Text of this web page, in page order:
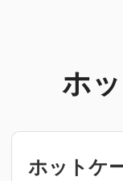
ホ
ホットケ